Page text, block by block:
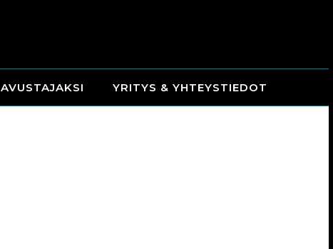
AVUSTAJAKSI YRITYS & YHTEYSTIEDOT